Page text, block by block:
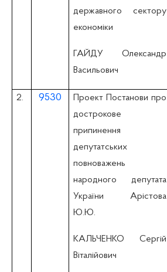
державного сектору
економіки
ГАЙДУ Олександр
Васильович
2. 9530
Проект Постанови про
дострокове
припинення
депутатських
повноважень
народного депутата
України Арістова
Ю.Ю.
КАЛЬЧЕНКО Сергій
Віталійович